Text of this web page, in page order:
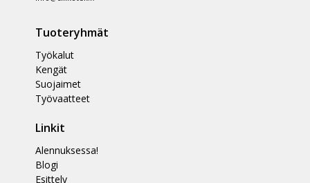
Tuoteryhmät
Työkalut
Kengät
Suojaimet
Työvaatteet
Linkit
Alennuksessa!
Blogi
Esittely